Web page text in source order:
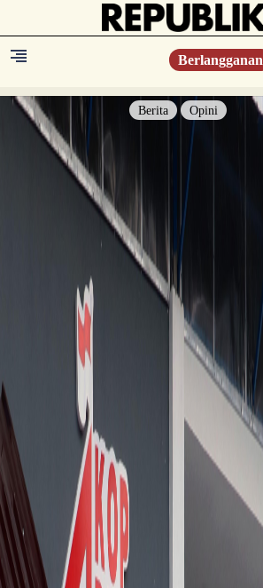
Berlangganan
Berita Opini
Berita
Islam Digest
Opini
Konsultasi Syariah
Sejarah
Lensa
Iqtishodia
Sastra